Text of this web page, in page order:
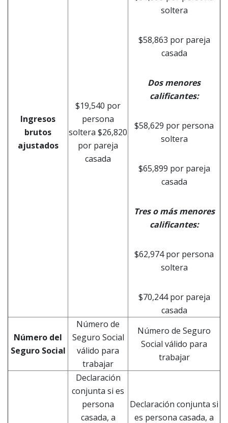
Ingresos
brutos
ajustados
$19,540 por
persona
soltera $26,820
por pareja
casada
soltera
$58,863 por pareja
casada
Dos menores
calificantes:
$58,629 por persona
soltera
$65,899 por pareja
casada
Tres o más menores
calificantes:
$62,974 por persona
soltera
$70,244 por pareja
casada
Número del
Seguro Social
Número de
Seguro Social
válido para
trabajar
Número de Seguro
Social válido para
trabajar
Declaración
conjunta si es
persona
casada, a
Declaración conjunta si
es persona casada, a